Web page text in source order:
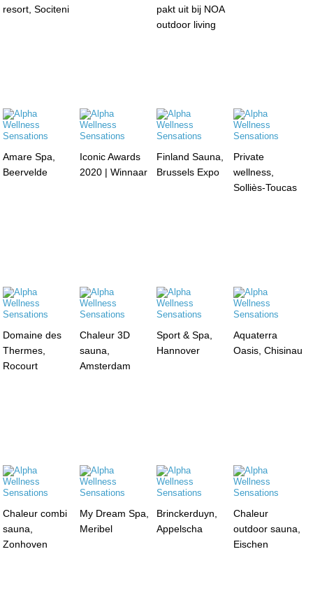
resort, Sociteni
pakt uit bij NOA
outdoor living
Amare Spa,
Beervelde
Iconic Awards
2020 | Winnaar
Finland Sauna,
Brussels Expo
Private
wellness,
Solliès-Toucas
Domaine des
Thermes,
Rocourt
Chaleur 3D
sauna,
Amsterdam
Sport & Spa,
Hannover
Aquaterra
Oasis, Chisinau
Chaleur combi
sauna,
Zonhoven
My Dream Spa,
Meribel
Brinckerduyn,
Appelscha
Chaleur
outdoor sauna,
Eischen